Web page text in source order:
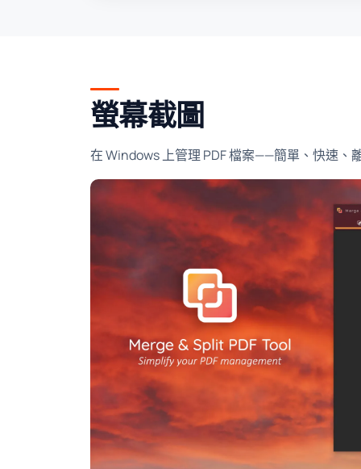
螢幕截圖
在 Windows 上管理 PDF 檔案——簡單、快速、